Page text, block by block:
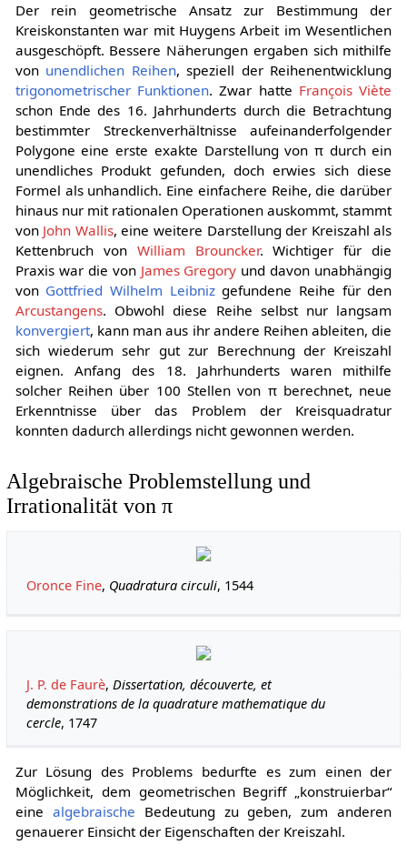
Der rein geometrische Ansatz zur Bestimmung der
Kreiskonstanten war mit Huygens Arbeit im Wesentlichen
ausgeschöpft. Bessere Näherungen ergaben sich mithilfe
von unendlichen Reihen, speziell der Reihenentwicklung
trigonometrischer Funktionen. Zwar hatte François Viète
schon Ende des 16. Jahrhunderts durch die Betrachtung
bestimmter Streckenverhältnisse aufeinanderfolgender
Polygone eine erste exakte Darstellung von π durch ein
unendliches Produkt gefunden, doch erwies sich diese
Formel als unhandlich. Eine einfachere Reihe, die darüber
hinaus nur mit rationalen Operationen auskommt, stammt
von John Wallis, eine weitere Darstellung der Kreiszahl als
Kettenbruch von William Brouncker. Wichtiger für die
Praxis war die von James Gregory und davon unabhängig
von Gottfried Wilhelm Leibnizgefundene Reihe für den
Arcustangens. Obwohl diese Reihe selbst nur langsam
konvergiert, kann man aus ihr andere Reihen ableiten, die
sich wiederum sehr gut zur Berechnung der Kreiszahl
eignen. Anfang des 18. Jahrhunderts waren mithilfe
solcher Reihen über 100 Stellen von π berechnet, neue
Erkenntnisse über das Problem der Kreisquadratur
konnten dadurch allerdings nicht gewonnen werden.
Algebraische Problemstellung und
Irrationalität von π
Oronce Fine, Quadratura circuli, 1544
J. P. de Faurè, Dissertation, découverte, et
demonstrations de la quadrature mathematique du
cercle, 1747
Zur Lösung des Problems bedurfte es zum einen der
Möglichkeit, dem geometrischen Begriff „konstruierbar“
eine algebraische Bedeutung zu geben, zum anderen
genauerer Einsicht der Eigenschaften der Kreiszahl.